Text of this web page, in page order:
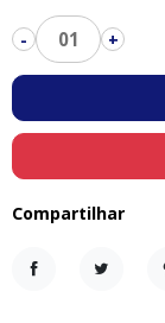
- 01 +
Compartilhar